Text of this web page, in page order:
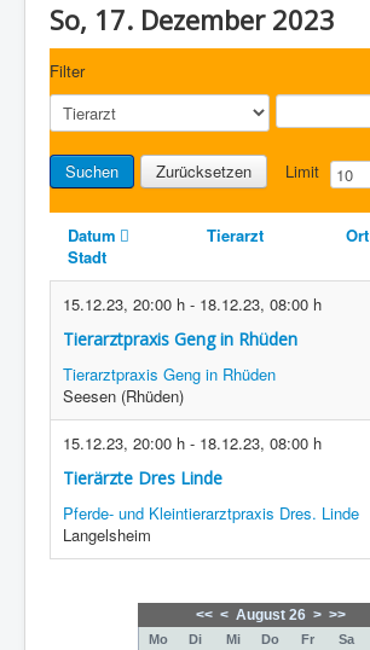
So, 17. Dezember 2023
Filter
Suchen Zurücksetzen Limit
Datum Tierarzt
Ort
Stadt
15.12.23, 20:00 h - 18.12.23, 08:00 h
Tierarztpraxis Geng in Rhüden
Tierarztpraxis Geng in Rhüden
Seesen (Rhüden)
15.12.23, 20:00 h - 18.12.23, 08:00 h
Tierärzte Dres Linde
Pferde- und Kleintierarztpraxis Dres. Linde
Langelsheim
<< < August 26 > >>
Mo Di Mi Do Fr Sa